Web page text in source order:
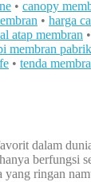
• canopy
• harga
atap membran •
membran pabrik
• tenda
dalam
berfungsi
ringan